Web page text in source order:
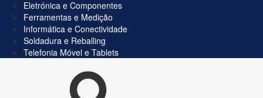
Eletrónica e Componentes
Ferramentas e Medição
Informática e Conectividade
Soldadura e Reballing
Telefonia Móvel e Tablets